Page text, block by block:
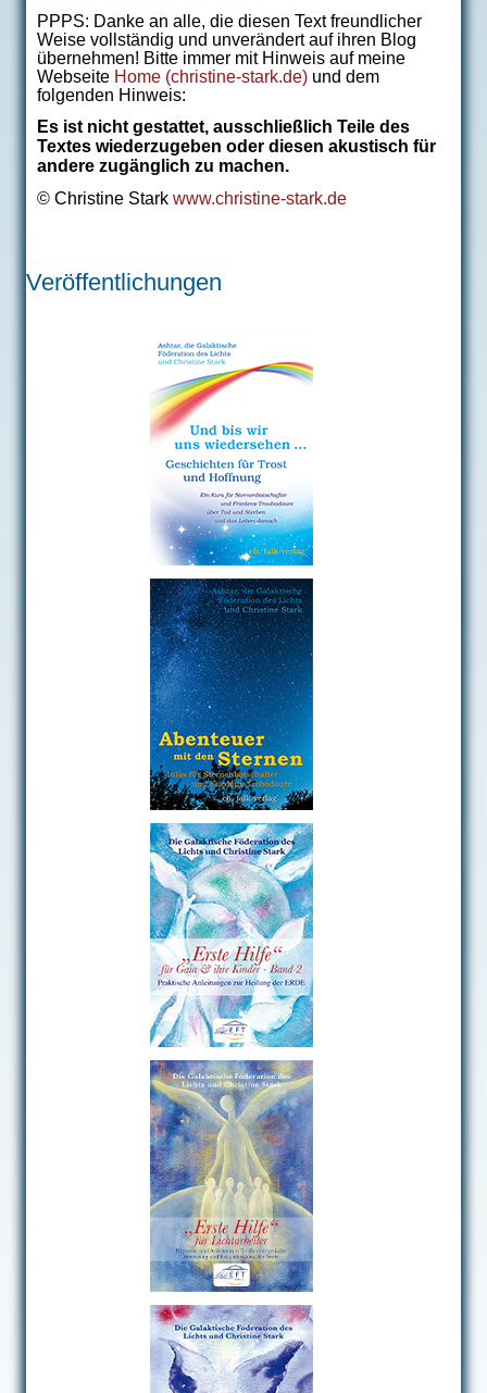
PPPS: Danke an alle, die diesen Text freundlicher
Weise vollständig und unverändert auf ihren Blog
übernehmen! Bitte immer mit Hinweis auf meine
Webseite Home (christine-stark.de) und dem
folgenden Hinweis:
Es ist nicht gestattet, ausschließlich Teile des
Textes wiederzugeben oder diesen akustisch für
andere zugänglich zu machen.
© Christine Stark www.christine-stark.de
Veröffentlichungen